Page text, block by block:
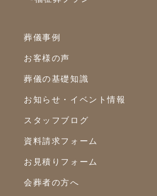
2022年4月
2022年3月
2022年2月
2022年1月
2021年12月
2021年11月
2021年10月
2021年9月
葬儀事例
お客様の声
葬儀の基礎知識
お知らせ・イベント情報
スタッフブログ
資料請求フォーム
お見積りフォーム
会葬者の方へ